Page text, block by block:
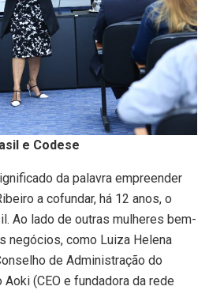
e Codese
da palavra empreender
a cofundar, há 12 anos, o
Ao lado de outras mulheres bem-
negócios, como Luiza Helena
de Administração do
(CEO e fundadora da rede